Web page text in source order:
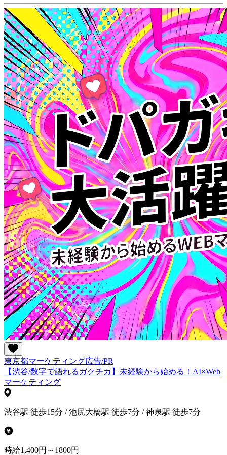
東京都マーケティング広告/PR
【渋谷/数字で語れるガクチカ】未経験から始める！AI×Web
マーケティング
渋谷駅 徒歩15分 / 池尻大橋駅 徒歩7分 / 神泉駅 徒歩7分
時給1,400円～1800円